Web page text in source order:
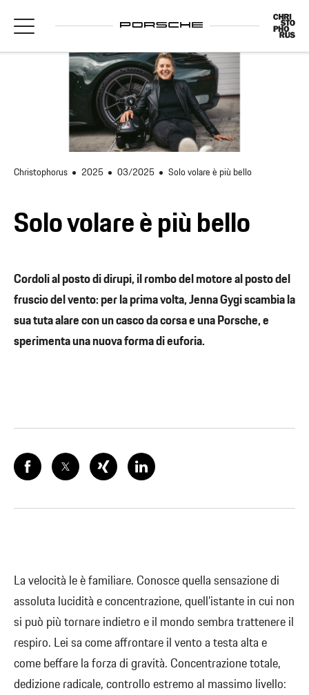
Christophorus 2025 03/2025 Solo volare è più bello
Solo volare è più bello
Cordoli al posto di dirupi, il rombo del motore al posto del
fruscio del vento: per la prima volta, Jenna Gygi scambia la
sua tuta alare con un casco da corsa e una Porsche, e
sperimenta una nuova forma di euforia.
La velocità le è familiare. Conosce quella sensazione di
assoluta lucidità e concentrazione, quell’istante in cui non
si può più tornare indietro e il mondo sembra trattenere il
respiro. Lei sa come affrontare il vento a testa alta e
come beffare la forza di gravità. Concentrazione totale,
dedizione radicale, controllo estremo al massimo livello: